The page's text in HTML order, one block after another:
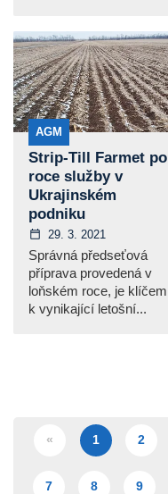
AGM
Strip-Till Farmet po
roce služby v
Ukrajinském
podniku
29. 3. 2021
Správná předseťová
příprava provedená v
loňském roce, je klíčem
k vynikající letošní...
« 1 2
7 8 9